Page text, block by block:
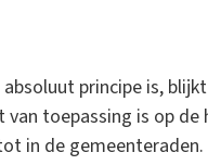
principe is,
toepassing is op
in de